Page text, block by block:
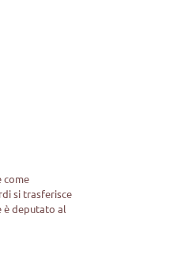
come
si trasferisce
è deputato al